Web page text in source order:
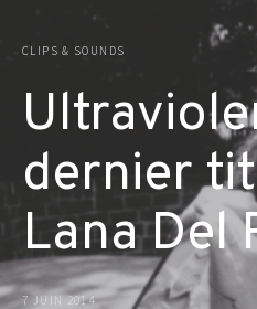
CLIPS & SOUNDS
dernier
Lana Del
7 JUIN 2014